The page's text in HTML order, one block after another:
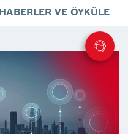
HABERLER VE ÖYKÜLER